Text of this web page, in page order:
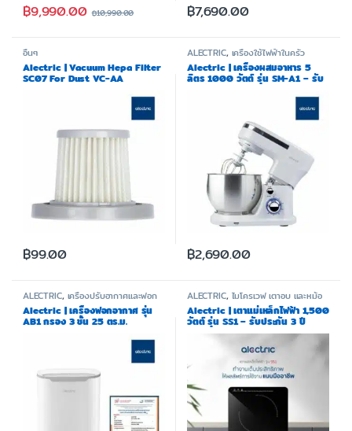
฿9,990.00 ฿10,990.00 ฿7,690.00
อื่นๆ
Alectric | Vacuum Hepa Filter
SC07 For Dust VC-AA
฿99.00
ALECTRIC, เครื่องใช้ไฟฟ้าในครัว
Alectric | เครื่องผสมอาหาร 5
ลิตร 1000 วัตต์ รุ่น SM-A1 – รับ
฿2,690.00
ALECTRIC, เครื่องปรับอากาศและฟอก
อากาศ
Alectric | เครื่องฟอกอากาศ รุ่น
AB1 กรอง 3 ชั้น 25 ตร.ม.
ALECTRIC, ไมโครเวฟ เตาอบ และหม้อ
ทอด
Alectric | เตาแม่เหล็กไฟฟ้า 1,500
วัตต์ รุ่น SS1 – รับประกัน 3 ปี